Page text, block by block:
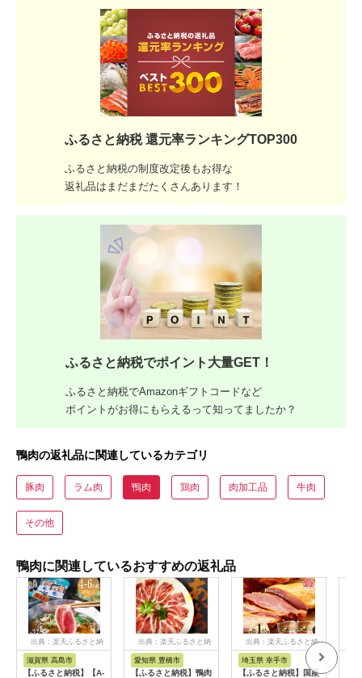
ふるさと納税 還元率ランキングTOP300
ふるさと納税の制度改定後もお得な
返礼品はまだまだたくさんあります！
ふるさと納税でポイント大量GET！
ふるさと納税でAmazonギフトコードなど
ポイントがお得にもらえるって知ってましたか？
鴨肉の返礼品に関連しているカテゴリ
豚肉 ラム肉 鴨肉 鶏肉 肉加工品 牛肉
その他
鴨肉に関連しているおすすめの返礼品
出典：楽天ふるさと納
滋賀県 高島市
【ふるさと納税】【A-
出典：楽天ふるさと納
愛知県 豊橋市
【ふるさと納税】鴨肉
出典：楽天ふるさと納
埼玉県 幸手市
【ふるさと納税】国産